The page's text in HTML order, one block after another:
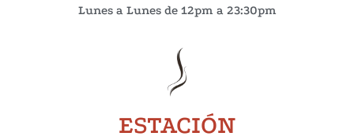
Lunes a Lunes de 12pm a 23:30pm
ESTACIÓN